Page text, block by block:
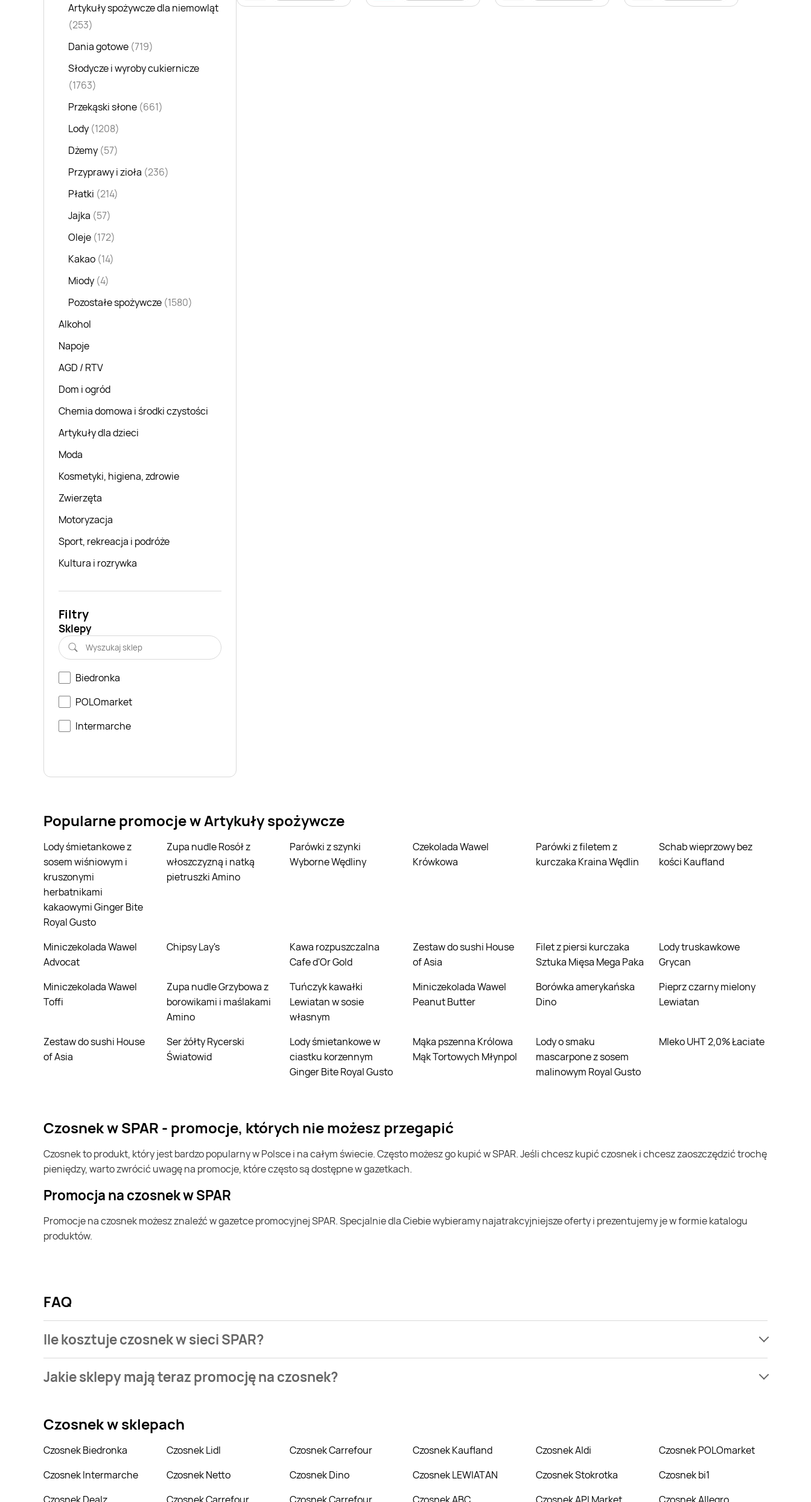
Artykuły spożywcze dla niemowląt
(253)
Dania gotowe (719)
Słodycze i wyroby cukiernicze
(1763)
Przekąski słone (661)
Lody (1208)
Dżemy (57)
Przyprawy i zioła (236)
Płatki (214)
Jajka (57)
Oleje (172)
Kakao (14)
Miody (4)
Pozostałe spożywcze (1580)
Alkohol
Napoje
AGD / RTV
Dom i ogród
Chemia domowa i środki czystości
Artykuły dla dzieci
Moda
Kosmetyki, higiena, zdrowie
Zwierzęta
Motoryzacja
Sport, rekreacja i podróże
Kultura i rozrywka
Filtry
Sklepy
Biedronka
POLOmarket
Intermarche
Popularne promocje w Artykuły spożywcze
Lody śmietankowe z
sosem wiśniowym i
kruszonymi
herbatnikami
kakaowymi Ginger Bite
Royal Gusto
Zupa nudle Rosół z
włoszczyzną i natką
pietruszki Amino
Parówki z szynki
Wyborne Wędliny
Czekolada Wawel
Krówkowa
Parówki z filetem z
kurczaka Kraina Wędlin
Schab wieprzowy bez
kości Kaufland
Miniczekolada Wawel
Advocat
Chipsy Lay's
Kawa rozpuszczalna
Cafe d'Or Gold
Zestaw do sushi House
of Asia
Filet z piersi kurczaka
Sztuka Mięsa Mega Paka
Lody truskawkowe
Grycan
Miniczekolada Wawel
Toffi
Zupa nudle Grzybowa z
borowikami i maślakami
Amino
Tuńczyk kawałki
Lewiatan w sosie
własnym
Miniczekolada Wawel
Peanut Butter
Borówka amerykańska
Dino
Pieprz czarny mielony
Lewiatan
Zestaw do sushi House
of Asia
Ser żółty Rycerski
Światowid
Lody śmietankowe w
ciastku korzennym
Ginger Bite Royal Gusto
Mąka pszenna Królowa
Mąk Tortowych Młynpol
Lody o smaku
mascarpone z sosem
malinowym Royal Gusto
Mleko UHT 2,0% Łaciate
czosnek w SPAR - promocje, których nie możesz przegapić
czosnek to produkt, który jest bardzo popularny w Polsce i na całym świecie. Często możesz go kupić w SPAR. Jeśli chcesz kupić czosnek i chcesz zaoszczędzić trochę
pieniędzy, warto zwrócić uwagę na promocje, które często są dostępne w gazetkach.
Promocja na czosnek w SPAR
Promocje na czosnek możesz znaleźć w gazetce promocyjnej SPAR. Specjalnie dla Ciebie wybieramy najatrakcyjniejsze oferty i prezentujemy je w formie katalogu
produktów.
FAQ
Ile kosztuje czosnek w sieci SPAR?
Jakie sklepy mają teraz promocję na czosnek?
Czosnekw sklepach
Czosnek Biedronka Czosnek Lidl Czosnek Carrefour Czosnek Kaufland Czosnek Aldi
Czosnek POLOmarket
Czosnek Intermarche
Czosnek Netto Czosnek Dino Czosnek LEWIATAN Czosnek Stokrotka
Czosnek bi1